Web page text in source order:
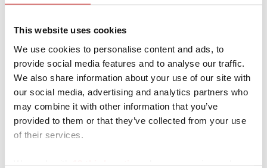
This website uses cookies
We use cookies to personalise content and ads, to
provide social media features and to analyse our traffic.
We also share information about your use of our site with
our social media, advertising and analytics partners who
may combine it with other information that you’ve
provided to them or that they’ve collected from your use
of their services.
werken volgens de Internationale Ethische
een klachtenregeling,
het vak bijhouden door bijscholing en
intervisie of supervisie.
Zo weten ze zeker dat medewerkers in goede
handen zijn.
Quote van een HR Businesspartner